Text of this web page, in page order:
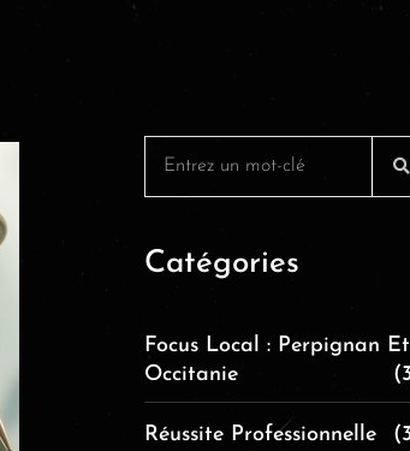
Catégories
Focus Local : Perpignan Et
Occitanie
Réussite Professionnelle